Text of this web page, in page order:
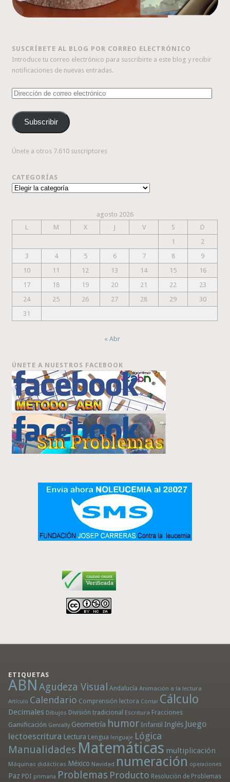
SUSCRÍBETE AL BLOG POR CORREO ELECTRÓNICO
Introduce tu correo electrónico para suscribirte a este blog y recibir
notificaciones de nuevas entradas.
Dirección
correo
electrónico
Subscribir
Únete a otros 7.610 suscriptores
CATEGORÍAS
Categorías
agosto 2026
L
M X J V S
D
1
2
3
4 5 6 7 8
9
10
11 12 13 14 15
16
17
18 19 20 21 22
23
24
25 26 27 28 29
30
31
« Abr
ÚNETE A NUESTROS FACEBOOK
ETIQUETAS
ABN Agudeza Visual Andalucía Animación a la lectura
Artículo Calendario Comprensión lectora Contar Cálculo
Decimales Dibujos División tradicional Escritura Fracciones
Gamificación Genially Geometría humor Infantil Inglés Juego
lectoescritura Lectura Lengua lenguaje Lógica
Manualidades Matemáticas multiplicación
Máquinas didácticas México Navidad numeración operaciones
Paz PDI primaria Problemas Producto Resolución de Problemas